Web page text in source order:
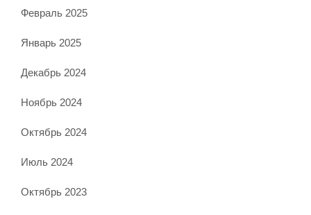
Февраль 2025
Январь 2025
Декабрь 2024
Ноябрь 2024
Октябрь 2024
Июль 2024
Октябрь 2023